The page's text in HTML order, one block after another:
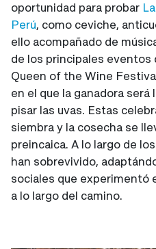
oportunidad para probar
Perú, como ceviche,
ello acompañado de
de los principales eventos
Queen of the Wine
en el que la ganadora será
pisar las uvas. Estas
siembra y la cosecha se
preincaica. A lo largo de
han sobrevivido,
sociales que experimentó
a lo largo del camino.